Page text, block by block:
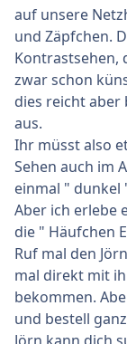
auf unsere
und Zäpfchen.
Kontrastsehen,
zwar schon
dies reicht aber
aus.
Ihr müsst also
Sehen auch im
einmal " dunkel
Aber ich erlebe
die " Häufchen
Ruf mal den
mal direkt mit
bekommen.
und bestell